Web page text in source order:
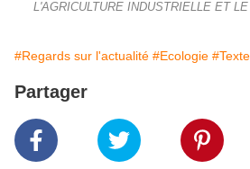
L'AGRICULTURE INDUSTRIELLE ET
#Regards sur l'actualité #Ecologie
Partager